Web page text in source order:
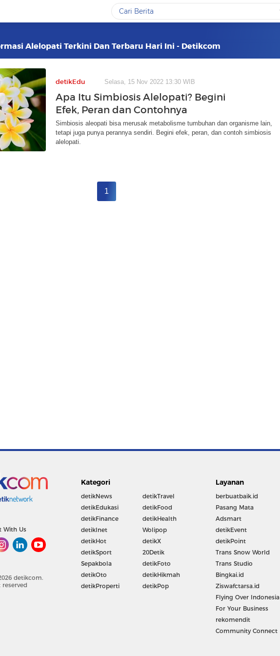
Alelopati Terkini Dan Terbaru Hari Ini - Detikcom
detikEdu Selasa, 15 Nov 2022 13:30 WIB
Apa Itu Simbiosis Alelopati? Begini
Efek, Peran dan Contohnya
Simbiosis aleopati bisa merusak metabolisme tumbuhan dan organisme lain,
tetapi juga punya perannya sendiri. Begini efek, peran, dan contoh simbiosis
alelopati.
1
With Us
detikcom.
Kategori
detikNews
detikEdukasi
detikFinance
detikInet
detikHot
detikSport
Sepakbola
detikOto
detikProperti
detikTravel
detikFood
detikHealth
Wolipop
detikX
20Detik
detikFoto
detikHikmah
detikPop
Layanan
berbuatbaik.id
Pasang Mata
Adsmart
detikEvent
detikPoint
Trans Snow World
Trans Studio
Bingkai.id
Ziswafctarsa.id
Flying Over Indonesia
For Your Business
rekomendit
Community Connect